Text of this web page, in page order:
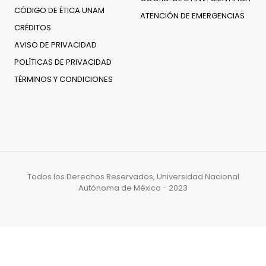
CÓDIGO DE ÉTICA UNAM
CRÉDITOS
AVISO DE PRIVACIDAD
POLÍTICAS DE PRIVACIDAD
TÉRMINOS Y CONDICIONES
ATENCIÓN DE EMERGENCIAS
Todos los Derechos Reservados, Universidad Nacional
Autónoma de México - 2023